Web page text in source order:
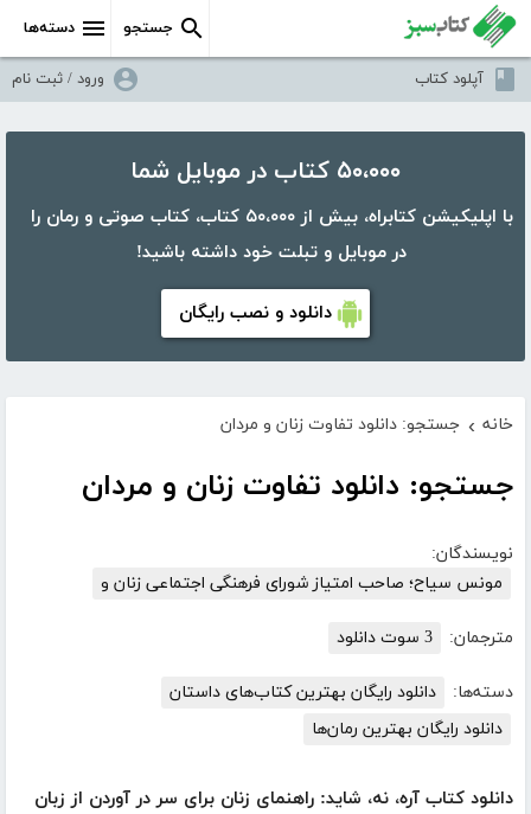
دسته‌ها جستجو
آپلود کتاب ورود / ثبت نام
۵۰،۰۰۰ کتاب در موبایل شما
با اپلیکیشن کتابراه، بیش از ۵۰،۰۰۰ کتاب، کتاب صوتی و رمان را
در موبایل و تبلت خود داشته باشید!
دانلود و نصب رایگان
خانه › جستجو: دانلود تفاوت زنان و مردان
جستجو: دانلود تفاوت زنان و مردان
نویسندگان:
مونس سیاح؛ صاحب امتیاز شورای فرهنگی اجتماعی زنان و
مترجمان: 3 سوت دانلود
دسته‌ها:
دانلود رایگان بهترین کتاب‌های داستان
دانلود رایگان بهترین رمان‌ها
دانلود کتاب آره، نه، شاید: راهنمای زنان برای سر در آوردن از زبان